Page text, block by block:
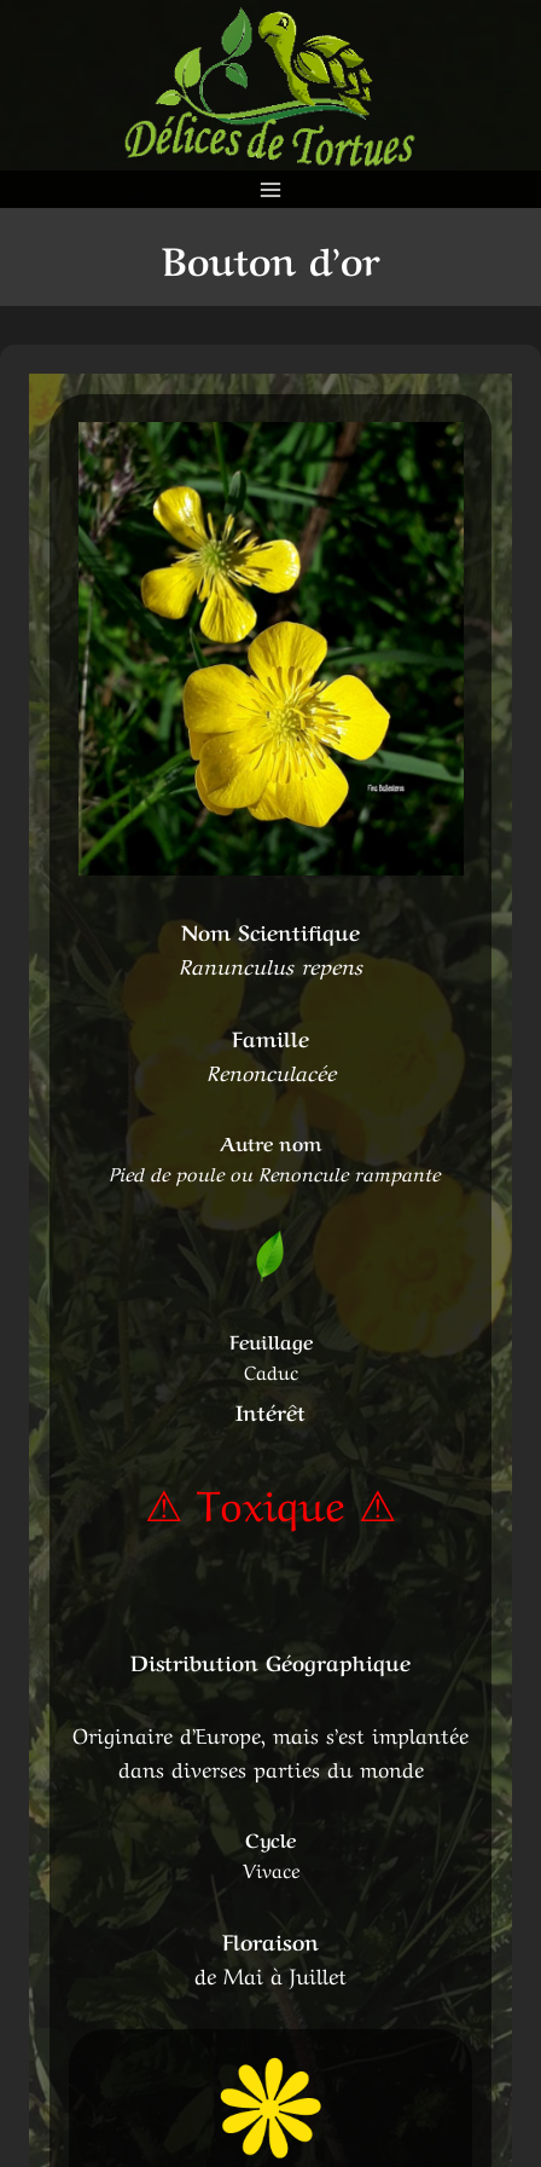
Bouton d’or
Nom Scientifique
Ranunculus repens
Famille
Renonculacée
Autre nom
Pied de poule ou Renoncule rampante
Feuillage
Caduc
Intérêt
⚠ Toxique ⚠
Distribution Géographique
Originaire d’Europe, mais s’est implantée
dans diverses parties du monde
Cycle
Vivace
Floraison
de Mai à Juillet